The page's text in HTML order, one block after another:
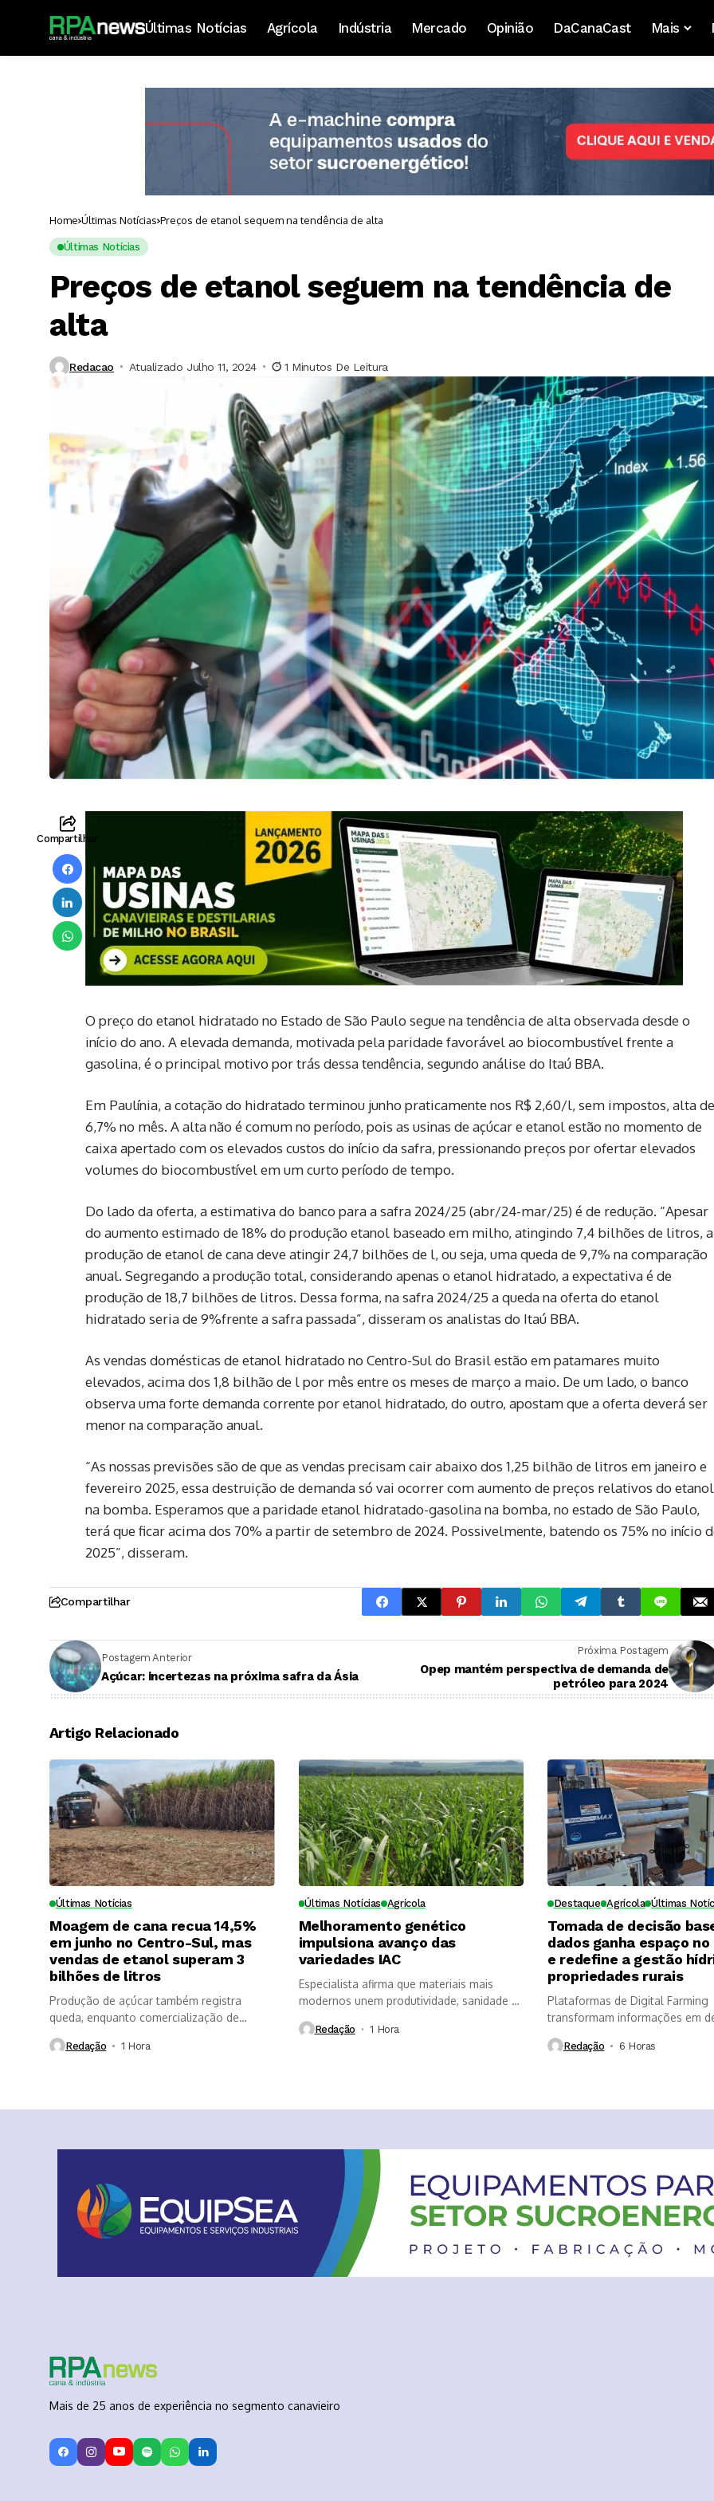
Últimas Notícias Agrícola Indústria Mercado Opinião DaCanaCast Mais
Home Últimas Notícias Preços de etanol seguem na tendência de alta
Últimas Notícias
Preços de etanol seguem na tendência de
alta
Redacao Atualizado Julho 11, 2024 1 Minutos De Leitura
Compartilhar
O preço do etanol hidratado no Estado de São Paulo segue na tendência de alta observada desde o
início do ano. A elevada demanda, motivada pela paridade favorável ao biocombustível frente a
gasolina, é o principal motivo por trás dessa tendência, segundo análise do Itaú BBA.
Em Paulínia, a cotação do hidratado terminou junho praticamente nos R$ 2,60/l, sem impostos, alta de
6,7% no mês. A alta não é comum no período, pois as usinas de açúcar e etanol estão no momento de
caixa apertado com os elevados custos do início da safra, pressionando preços por ofertar elevados
volumes do biocombustível em um curto período de tempo.
Do lado da oferta, a estimativa do banco para a safra 2024/25 (abr/24-mar/25) é de redução. “Apesar
do aumento estimado de 18% do produção etanol baseado em milho, atingindo 7,4 bilhões de litros, a
produção de etanol de cana deve atingir 24,7 bilhões de l, ou seja, uma queda de 9,7% na comparação
anual. Segregando a produção total, considerando apenas o etanol hidratado, a expectativa é de
produção de 18,7 bilhões de litros. Dessa forma, na safra 2024/25 a queda na oferta do etanol
hidratado seria de 9%frente a safra passada”, disseram os analistas do Itaú BBA.
As vendas domésticas de etanol hidratado no Centro-Sul do Brasil estão em patamares muito
elevados, acima dos 1,8 bilhão de l por mês entre os meses de março a maio. De um lado, o banco
observa uma forte demanda corrente por etanol hidratado, do outro, apostam que a oferta deverá ser
menor na comparação anual.
“As nossas previsões são de que as vendas precisam cair abaixo dos 1,25 bilhão de litros em janeiro e
fevereiro 2025, essa destruição de demanda só vai ocorrer com aumento de preços relativos do etanol
na bomba. Esperamos que a paridade etanol hidratado-gasolina na bomba, no estado de São Paulo,
terá que ficar acima dos 70% a partir de setembro de 2024. Possivelmente, batendo os 75% no início
2025”, disseram.
Compartilhar
Postagem Anterior
Açúcar: incertezas na próxima safra da Ásia
Próxima Postagem
Opep mantém perspectiva de demanda de
petróleo para 2024
Artigo Relacionado
Últimas Notícias
Moagem de cana recua 14,5%
em junho no Centro-Sul, mas
vendas de etanol superam 3
bilhões de litros
Produção de açúcar também registra
queda, enquanto comercialização de
Redação 1 Hora ⁮
Últimas Notícias Agrícola
Melhoramento genético
impulsiona avanço das
variedades IAC
Especialista afirma que materiais mais
modernos unem produtividade, sanidade e
Redação 1 Hora ⁮
Destaque Agrícola Últimas
Tomada de decisão
dados ganha espaço
e redefine a gestão
propriedades rurais
Plataformas de Digital Farming
transformam informações em
Redação 6 Horas ⁮
Mais de 25 anos de experiência no segmento canavieiro